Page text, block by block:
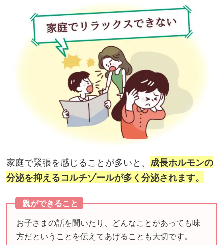
ャ
家庭で緊張を感じることが多いと、 成⻑ホルモンの
分泌を抑えるコルチゾールが多く分泌されます。
親ができること
お子さまの話を聞いたり、どんなことがあっても味
方だということを伝えてあげることも大切です。